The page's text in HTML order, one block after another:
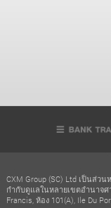
CXM Group (SC) Ltd เป็นส่ว
กำกับดูแลในหลายเขตอำนาจศ
Francis, ห้อง 101(A), Ile Du